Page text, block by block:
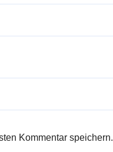
Kommentar speichern.